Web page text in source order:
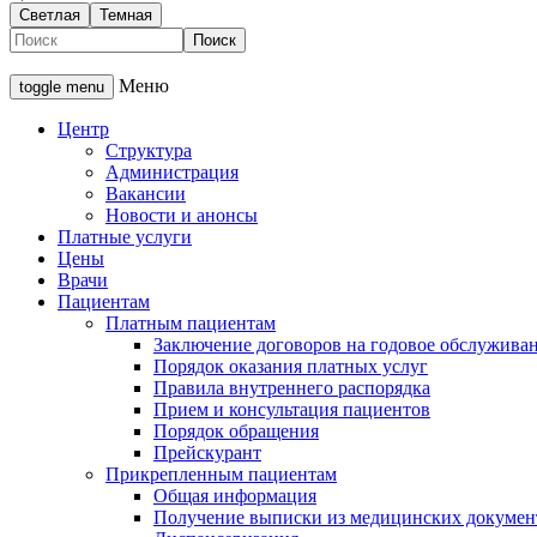
Светлая Темная
toggle menu Меню
Центр
Структура
Администрация
Вакансии
Новости и анонсы
Платные услуги
Цены
Врачи
Пациентам
Платным пациентам
Заключение договоров на годовое
Порядок оказания платных услуг
Правила внутреннего распорядка
Прием и консультация пациентов
Порядок обращения
Прейскурант
Прикрепленным пациентам
Общая информация
Получение выписки из медицинских